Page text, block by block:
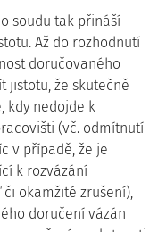
soudu tak přináší
Až do rozhodnutí
doručovaného
jistotu, že skutečně
kdy nedojde k
(vč. odmítnutí
v případě, že je
k rozvázání
okamžité zrušení),
doručení vázán